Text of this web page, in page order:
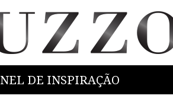
DE INSPIRAÇÃO